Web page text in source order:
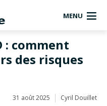
MENU
: comment
des risques
31 août 2025 Cyril Douillet